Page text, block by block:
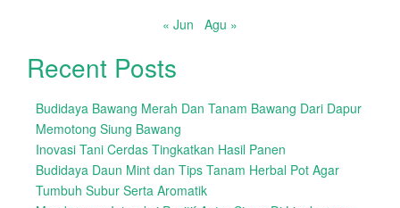
« Jun Agu »
Recent Posts
Budidaya Bawang Merah Dan Tanam Bawang Dari Dapur
Memotong Siung Bawang
Inovasi Tani Cerdas Tingkatkan Hasil Panen
Budidaya Daun Mint dan Tips Tanam Herbal Pot Agar
Tumbuh Subur Serta Aromatik